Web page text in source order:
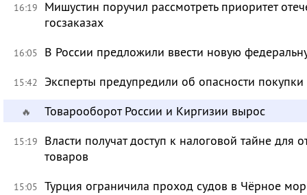
16:19
Мишустин поручил рассмотреть приоритет
госзаказах
16:05 В России предложили ввести новую
15:42 Эксперты предупредили об опасности
🔥 Товарооборот России и Киргизии вырос
15:19
Власти получат доступ к налоговой тайне для
товаров
15:05 Турция ограничила проход судов в Чёрное